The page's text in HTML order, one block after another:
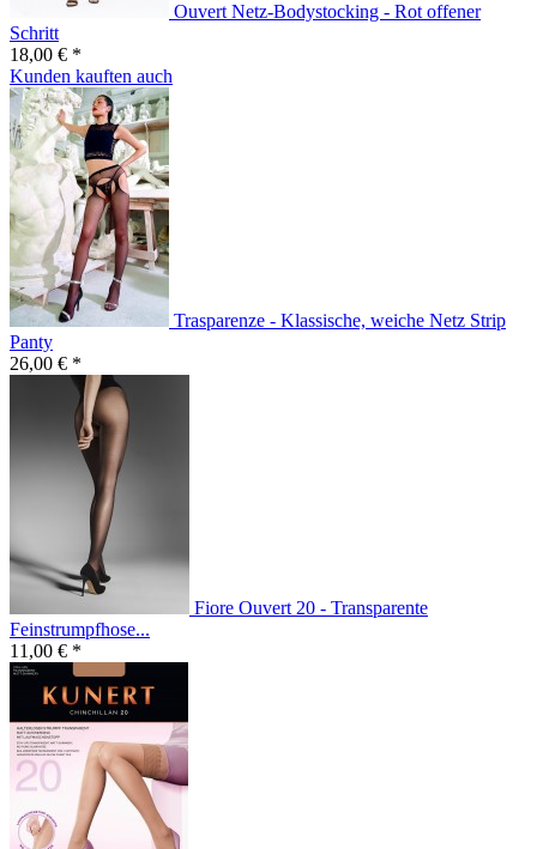
Ouvert Netz-Bodystocking - Rot offener
Schritt
18,00 € *
Kunden kauften auch
Trasparenze - Klassische, weiche Netz Strip
Panty
26,00 € *
Fiore Ouvert 20 - Transparente
Feinstrumpfhose...
11,00 € *